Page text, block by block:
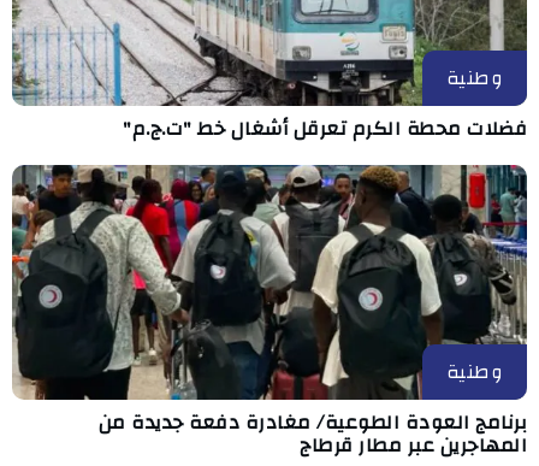
وطنية
فضلات محطة الكرم تعرقل أشغال خط "ت.ج.م"
وطنية
برنامج العودة الطوعية/ مغادرة دفعة جديدة من
المهاجرين عبر مطار قرطاج